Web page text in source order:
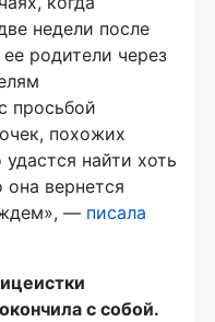
недели после
родители через
просьбой
похожих
найти хоть
вернется
— писала
с собой.